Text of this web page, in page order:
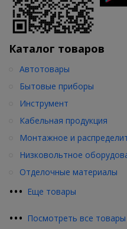
Каталог товаров
••• Еще товары
Автотовары
Бытовые приборы
Инструмент
Кабельная продукция
Монтажное и
Низковольтное
Отделочные материалы
••• Посмотреть все товары